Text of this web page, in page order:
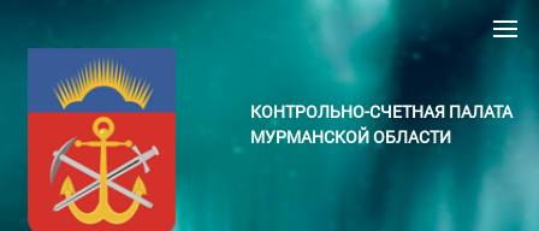
КОНТРОЛЬНО-СЧЕТНАЯ ПАЛАТА
МУРМАНСКОЙ ОБЛАСТИ